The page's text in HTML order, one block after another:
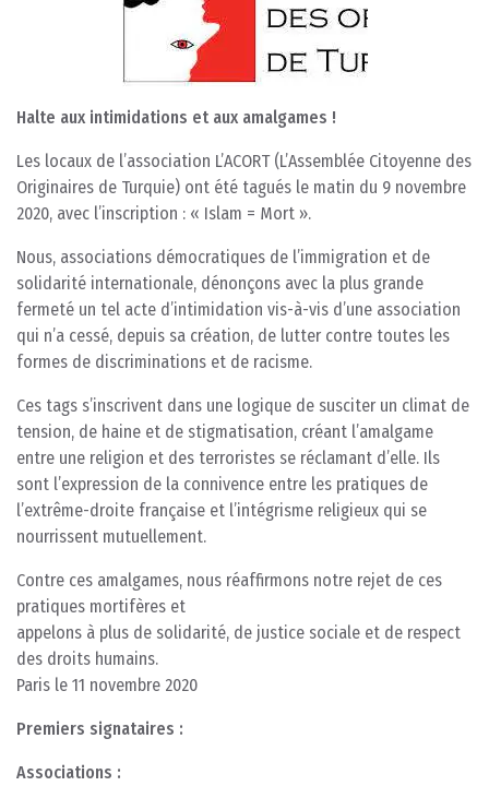
Halte aux intimidations et aux amalgames !
Les locaux de l’association L’ACORT (L’Assemblée Citoyenne des
Originaires de Turquie) ont été tagués le matin du 9 novembre
2020, avec l’inscription : « Islam = Mort ».
Nous, associations démocratiques de l’immigration et de
solidarité internationale, dénonçons avec la plus grande
fermeté un tel acte d’intimidation vis-à-vis d’une association
qui n’a cessé, depuis sa création, de lutter contre toutes les
formes de discriminations et de racisme.
Ces tags s’inscrivent dans une logique de susciter un climat de
tension, de haine et de stigmatisation, créant l’amalgame
entre une religion et des terroristes se réclamant d’elle. Ils
sont l’expression de la connivence entre les pratiques de
l’extrême-droite française et l’intégrisme religieux qui se
nourrissent mutuellement.
Contre ces amalgames, nous réaffirmons notre rejet de ces
pratiques mortifères et
appelons à plus de solidarité, de justice sociale et de respect
des droits humains.
Paris le 11 novembre 2020
Premiers signataires :
Associations :